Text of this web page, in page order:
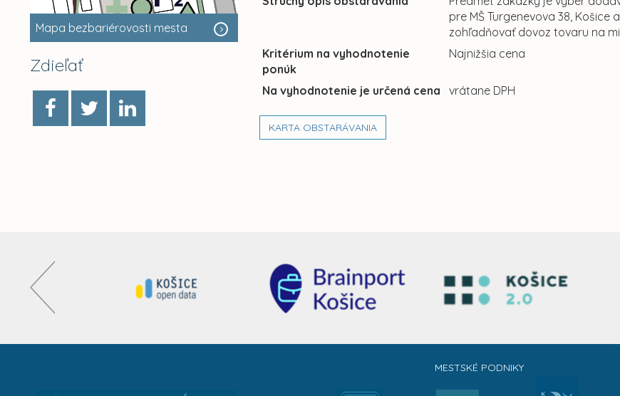
Mapa bezbariérovosti mesta
Zdieľať
pre MŠ Turgenevova 38, Košice
zohľadňovať dovoz tovaru na
Kritérium na vyhodnotenie
ponúk
Najnižšia cena
Na vyhodnotenie je určená cena vrátane DPH
KARTA OBSTARÁVANIA
MESTSKÉ PODNIKY